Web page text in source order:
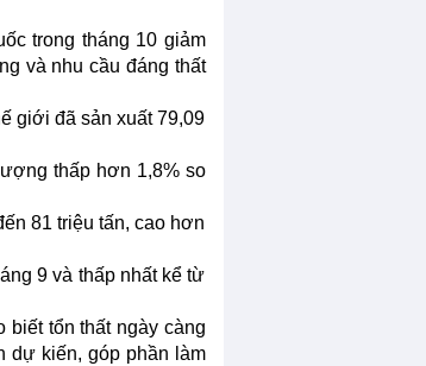
trong tháng 10 giảm
và nhu cầu đáng thất
giới đã sản xuất 79,09
thấp hơn 1,8% so
81 triệu tấn, cao hơn
9 và thấp nhất kể từ
biết tổn thất ngày càng
dự kiến, góp phần làm